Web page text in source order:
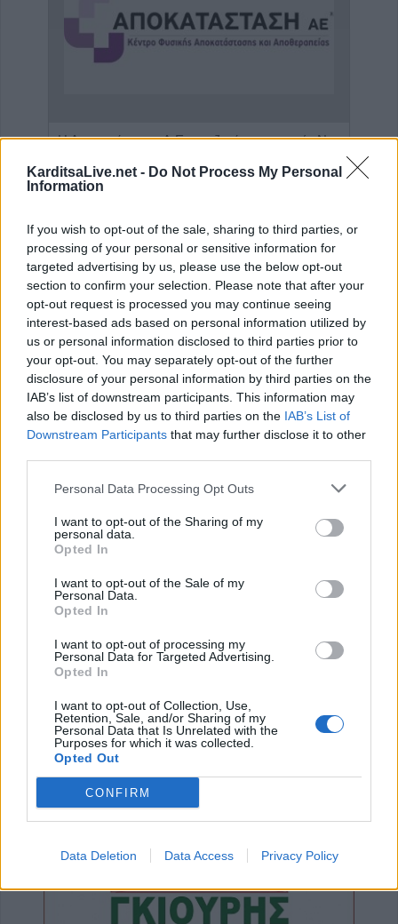
KarditsaLive.net - Do Not Process My Personal
Information
If you wish to opt-out of the sale, sharing to third parties, or
processing of your personal or sensitive information for
targeted advertising by us, please use the below opt-out
section to confirm your selection. Please note that after your
opt-out request is processed you may continue seeing
interest-based ads based on personal information utilized by
us or personal information disclosed to third parties prior to
your opt-out. You may separately opt-out of the further
disclosure of your personal information by third parties on the
IAB’s list of downstream participants. This information may
also be disclosed by us to third parties on the IAB’s List of
Downstream Participants that may further disclose it to other
Personal Data Processing Opt Outs
I want to opt-out of the Sharing of my
personal data.
Opted In
I want to opt-out of the Sale of my
Personal Data.
Opted In
I want to opt-out of processing my
Personal Data for Targeted Advertising.
Opted In
I want to opt-out of Collection, Use,
Retention, Sale, and/or Sharing of my
Personal Data that Is Unrelated with the
Purposes for which it was collected.
Opted Out
CONFIRM
Data Deletion Data Access Privacy Policy
Πωλείται μονοκατοικία τριών επιπέδων στο καταπράσινο Πευκόφυτο Καρδίτσας Η Αποκατάσταση Α.Ε. αναζητά για εργασία Νοσηλευτές και Βοηθούς Νοσηλευτές
ΤΕΛΕΥΤΑΙΑ ΝΕΑ
Δημόσιες Σ.Α.Ε.Κ.: 860 τμήματα και 95
ειδικότητες για το 2026-2027
του βοηθήματος του ΛΑΕ-ΟΠΕΚΑ
6 Αυγούστου 2026, 16:31
Νεκρός 75χρονος σε αγροτική περιοχή του
6 Αυγούστου 2026, 16:27
Απολογισμός ΕΛ.ΑΣ. Θεσσαλίας: 574
συλλήψεις και δεκάδες εξιχνιάσεις τον Ιούλιο
6 Αυγούστου 2026, 16:09
κτηνοτρόφων που επλήγησαν από
ζωονόσους
6 Αυγούστου 2026, 15:26
Προγραμματισμένες διακοπές
ηλεκτροδότησης την Παρασκευή (7/8) σε
Ιτέα, Άγιο Γεώργιο, Γεώργιο Καραϊσκάκη,
Εντοπίστηκε νέα μεγάλη φυτεία κάνναβης
στην Φθιώτιδα